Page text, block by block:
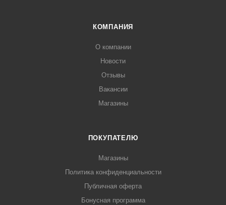
КОМПАНИЯ
О компании
Новости
Отзывы
Вакансии
Магазины
ПОКУПАТЕЛЮ
Магазины
Политика конфиденциальности
Публичная оферта
Бонусная программа